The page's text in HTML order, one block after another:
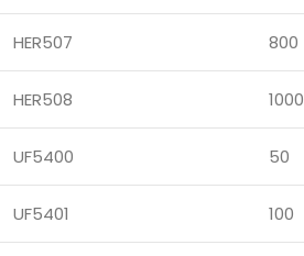
HER507 800
HER508 1000
UF5400 50
UF5401 100